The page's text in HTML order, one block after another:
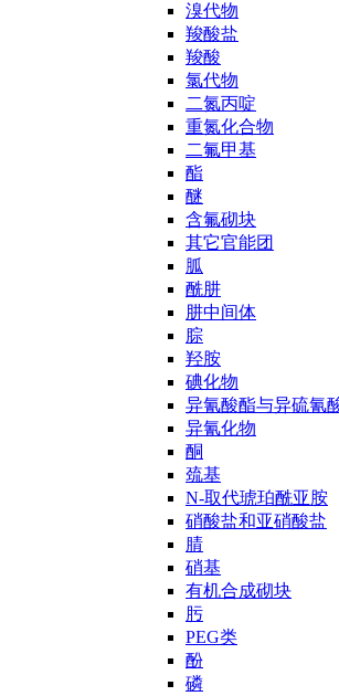
溴代物
羧酸盐
羧酸
氯代物
二氮丙啶
重氮化合物
二氟甲基
酯
醚
含氟砌块
其它官能团
胍
酰肼
肼中间体
腙
羟胺
碘化物
异氰酸酯与异硫氰
异氰化物
酮
巯基
N-取代琥珀酰亚胺
硝酸盐和亚硝酸盐
腈
硝基
有机合成砌块
肟
PEG类
酚
磷